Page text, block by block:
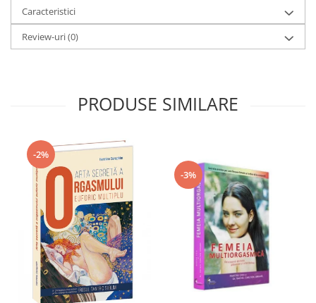
Caracteristici
Review-uri(0)
PRODUSE SIMILARE
-2%
-3%